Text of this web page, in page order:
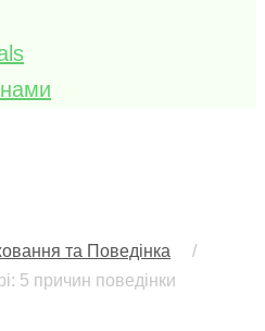
нами
та Поведінка
/
5 причин поведінки